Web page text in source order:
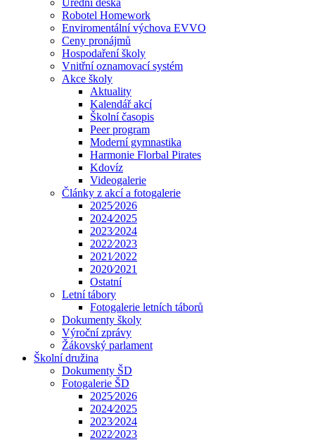
Úřední deska
Robotel Homework
Enviromentální výchova EVVO
Ceny pronájmů
Hospodaření školy
Vnitřní oznamovací systém
Akce školy
Aktuality
Kalendář akcí
Školní časopis
Peer program
Moderní gymnastika
Harmonie Florbal Pirates
Kdovíz
Videogalerie
Články z akcí a fotogalerie
2025⁄2026
2024⁄2025
2023⁄2024
2022⁄2023
2021⁄2022
2020⁄2021
Ostatní
Letní tábory
Fotogalerie letních táborů
Dokumenty školy
Výroční zprávy
Žákovský parlament
Školní družina
Dokumenty ŠD
Fotogalerie ŠD
2025⁄2026
2024⁄2025
2023⁄2024
2022⁄2023